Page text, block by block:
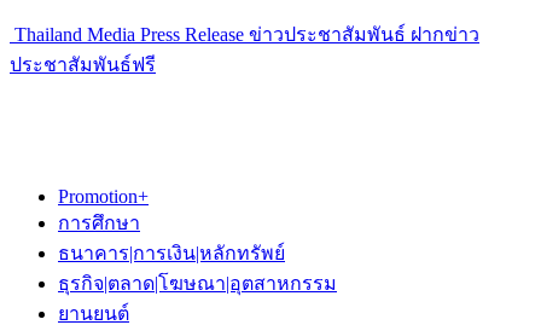
Thailand Media Press Release ข่าวประชาสัมพันธ์ ฝากข่าว
ประชาสัมพันธ์ฟรี
Promotion+
การศึกษา
ธนาคาร|การเงิน|หลักทรัพย์
ธุรกิจ|ตลาด|โฆษณา|อุตสาหกรรม
ยานยนต์